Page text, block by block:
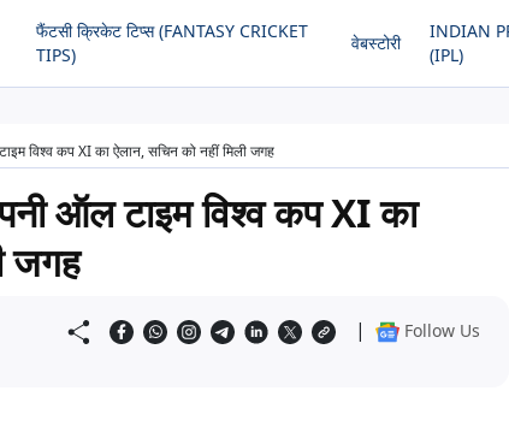
फैंटसी क्रिकेट टिप्स (FANTASY CRICKET
TIPS)
वेबस्टोरी
INDIAN
(IPL)
विश्व कप XI का ऐलान, सचिन को नहीं मिली जगह
ऑल टाइम विश्व कप XI का
जगह
| Follow Us